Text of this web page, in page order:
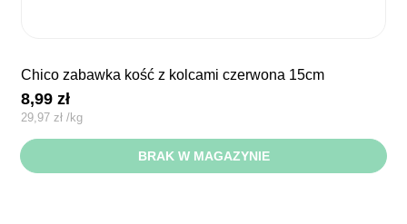
chico zabawka kość z kolcami czerwona 15cm
8,99zł
29,97 zł /kg
BRAK W MAGAZYNIE